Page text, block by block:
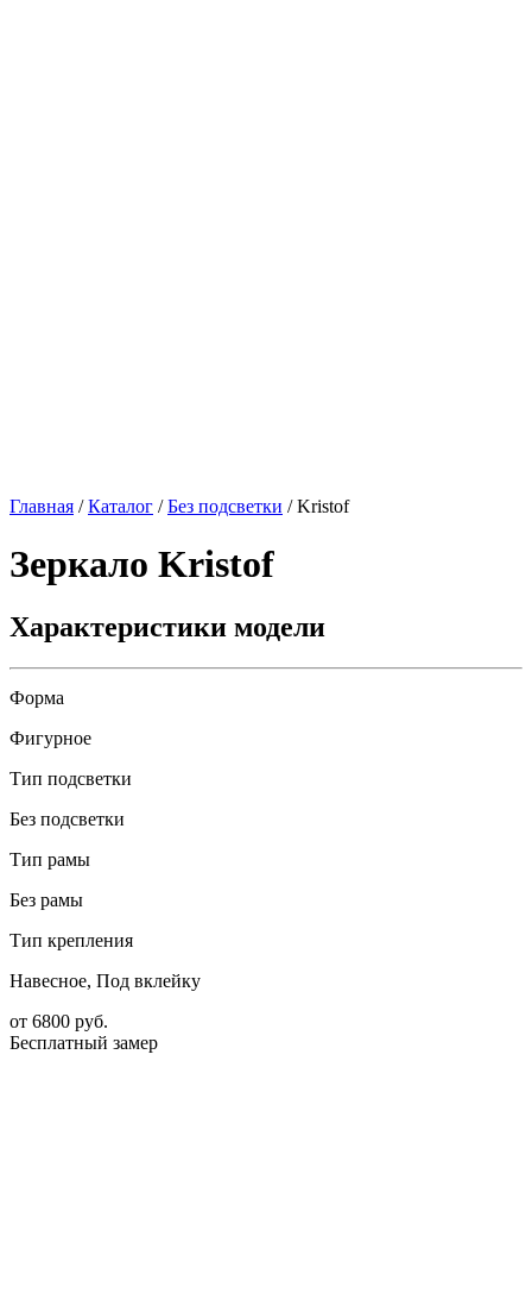
Главная /Каталог /Без подсветки /Kristof
Зеркало Kristof
Характеристики модели
Форма
Фигурное
Тип подсветки
Без подсветки
Тип рамы
Без рамы
Тип крепления
Навесное, Под вклейку
от 6800 руб.
Бесплатный замер